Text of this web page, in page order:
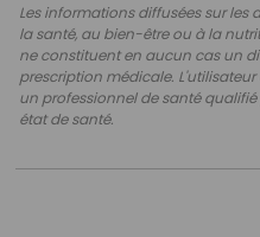
Les informations diffusées sur les
la santé, au bien-être ou à la
ne constituent en aucun cas un
prescription médicale.
un professionnel de santé
état de santé.